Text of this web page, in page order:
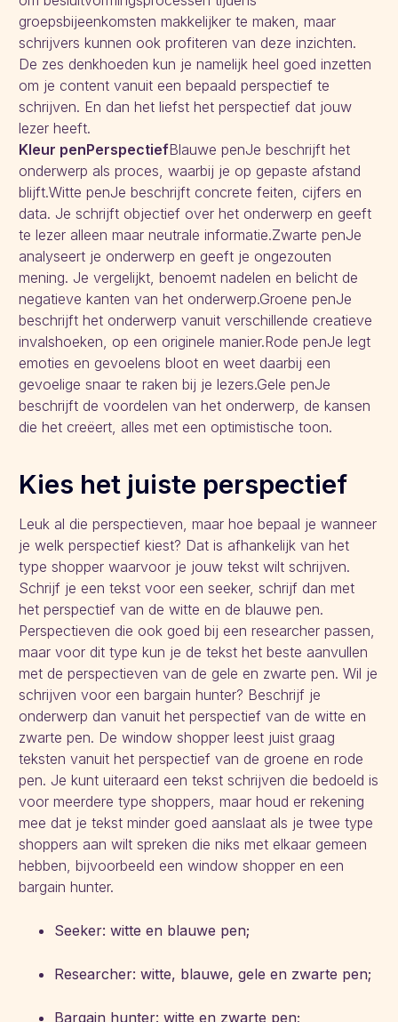
groepsbijeenkomsten makkelijker te maken, maar
schrijvers kunnen ook profiteren van deze inzichten.
De zes denkhoeden kun je namelijk heel goed inzetten
om je content vanuit een bepaald perspectief te
schrijven. En dan het liefst het perspectief dat jouw
lezer heeft.
Kleur penPerspectiefBlauwe penJe beschrijft het
onderwerp als proces, waarbij je op gepaste afstand
blijft.Witte penJe beschrijft concrete feiten, cijfers en
data. Je schrijft objectief over het onderwerp en geeft
te lezer alleen maar neutrale informatie.Zwarte penJe
analyseert je onderwerp en geeft je ongezouten
mening. Je vergelijkt, benoemt nadelen en belicht de
negatieve kanten van het onderwerp.Groene penJe
beschrijft het onderwerp vanuit verschillende creatieve
invalshoeken, op een originele manier.Rode penJe legt
emoties en gevoelens bloot en weet daarbij een
gevoelige snaar te raken bij je lezers.Gele penJe
beschrijft de voordelen van het onderwerp, de kansen
die het creëert, alles met een optimistische toon.
Kies het juiste perspectief
Leuk al die perspectieven, maar hoe bepaal je wanneer
je welk perspectief kiest? Dat is afhankelijk van het
type shopper waarvoor je jouw tekst wilt schrijven.
Schrijf je een tekst voor een seeker, schrijf dan met
het perspectief van de witte en de blauwe pen.
Perspectieven die ook goed bij een researcher passen,
maar voor dit type kun je de tekst het beste aanvullen
met de perspectieven van de gele en zwarte pen. Wil je
schrijven voor een bargain hunter? Beschrijf je
onderwerp dan vanuit het perspectief van de witte en
zwarte pen. De window shopper leest juist graag
teksten vanuit het perspectief van de groene en rode
pen. Je kunt uiteraard een tekst schrijven die bedoeld is
voor meerdere type shoppers, maar houd er rekening
mee dat je tekst minder goed aanslaat als je twee type
shoppers aan wilt spreken die niks met elkaar gemeen
hebben, bijvoorbeeld een window shopper en een
bargain hunter.
Seeker: witte en blauwe pen;
Researcher: witte, blauwe, gele en zwarte pen;
Bargain hunter: witte en zwarte pen;